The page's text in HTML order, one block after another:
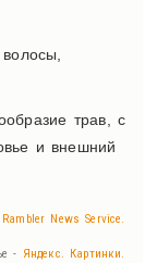
трав, с
и внешний
Rambler News Service.
- Яндекс. Картинки.